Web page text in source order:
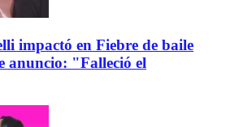
impactó en Fiebre de baile
anuncio: "Falleció el